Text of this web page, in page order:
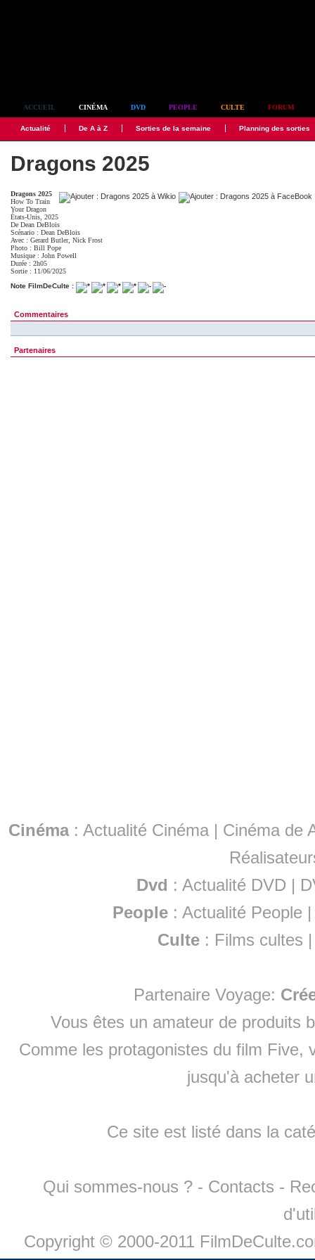
ACCUEIL CINÉMA DVD PEOPLE CULTE FORUM
Actualité De A à Z Sorties de la semaine Planning des sorties
Dragons 2025
Dragons 2025
How To Train
Your Dragon
États-Unis, 2025
De Dean DeBlois
Scénario : Dean DeBlois
Avec : Gerard Butler, Nick Frost
Photo : Bill Pope
Musique : John Powell
Durée : 2h05
Sortie : 11/06/2025
Note FilmDeCulte :
Commentaires
Partenaires
Cinéma: Actualité Cinéma | Cinéma de
Dvd : Actualité DVD |
People :Actualité People
Culte : Films cultes
Partenaire Voyage:
Vous êtes un amateur de produits
Comme les protagonistes du film Five,
jusqu'à acheter
Ce site est listé dans la
Qui sommes-nous ? - Contacts -
Copyright © 2000-2011